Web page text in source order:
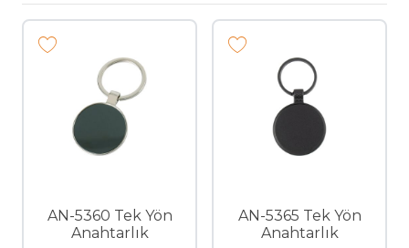
AN-5360 Tek Yön
Anahtarlık
AN-5365 Tek Yön
Anahtarlık